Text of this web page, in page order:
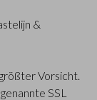
&
Vorsicht.
SSL